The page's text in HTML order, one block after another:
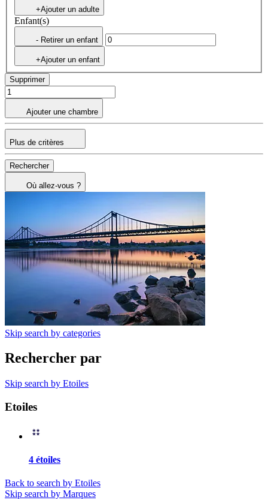
+Ajouter un adulte
Enfant(s)
- Retirer un enfant
+Ajouter un enfant
Supprimer
Ajouter une chambre
Plus de critères
Rechercher
Où allez-vous ?
Skip search by categories
Rechercher par
Skip search by Etoiles
Etoiles
4 étoiles
Back to search by Etoiles
Skip search by Marques